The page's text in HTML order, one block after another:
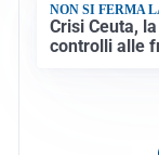
NON SI FERMA
Crisi Ceuta,
controlli alle